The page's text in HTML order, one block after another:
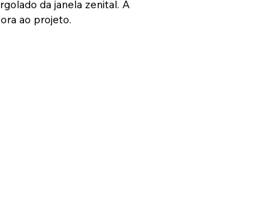
da janela zenital. A
ao projeto.